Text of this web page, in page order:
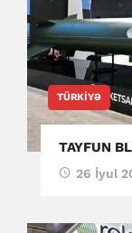
TÜRKIYƏ
TAYFUN
26 İyul